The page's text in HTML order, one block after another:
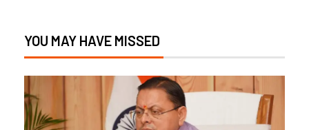
YOU MAY HAVE MISSED